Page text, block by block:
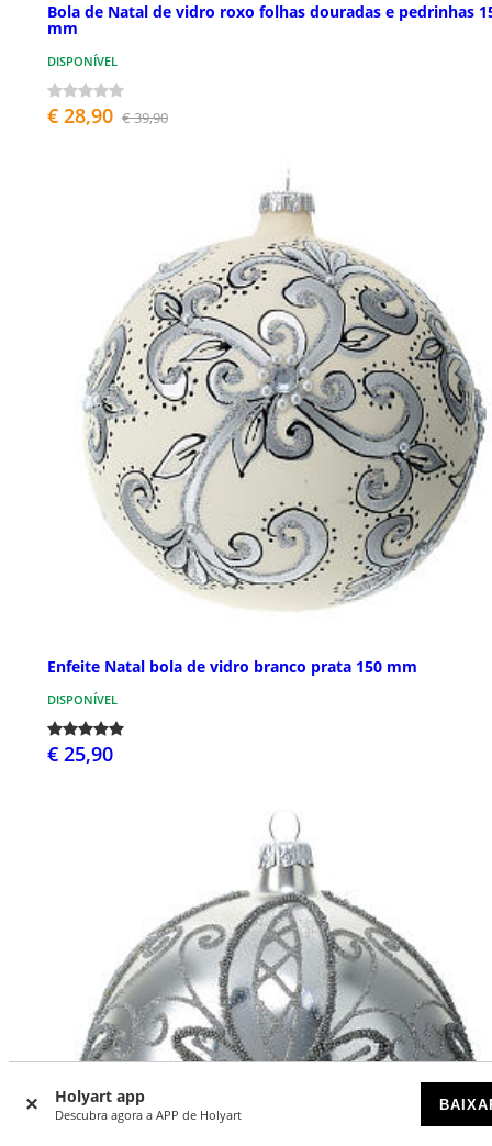
Holyart app
Descubra agora a APP de Holyart
Bola de Natal de vidro roxo folhas douradas e pedrinhas
mm
DISPONÍVEL
€ 28,90 € 39,90
Enfeite Natal bola de vidro branco prata 150 mm
DISPONÍVEL
€ 25,90